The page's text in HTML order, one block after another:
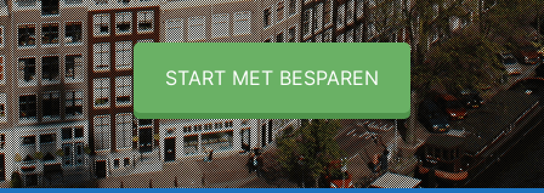
START MET BESPAREN